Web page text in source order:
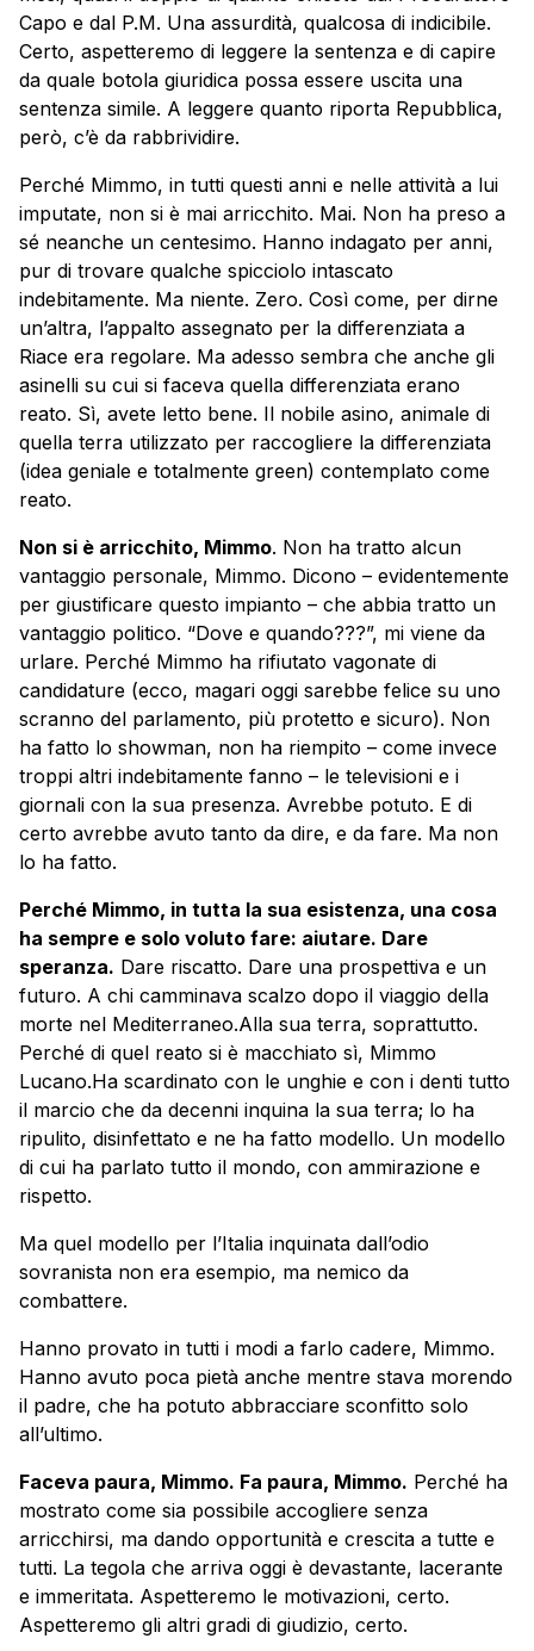
Capo e dal P.M. Una assurdità, qualcosa di indicibile.
Certo, aspetteremo di leggere la sentenza e di capire
da quale botola giuridica possa essere uscita una
sentenza simile. A leggere quanto riporta Repubblica,
però, c’è da rabbrividire.
Perché Mimmo, in tutti questi anni e nelle attività a lui
imputate, non si è mai arricchito. Mai. Non ha preso a
sé neanche un centesimo. Hanno indagato per anni,
pur di trovare qualche spicciolo intascato
indebitamente. Ma niente. Zero. Così come, per dirne
un’altra, l’appalto assegnato per la differenziata a
Riace era regolare. Ma adesso sembra che anche gli
asinelli su cui si faceva quella differenziata erano
reato. Sì, avete letto bene. Il nobile asino, animale di
quella terra utilizzato per raccogliere la differenziata
(idea geniale e totalmente green) contemplato come
reato.
Non si è arricchito, Mimmo. Non ha tratto alcun
vantaggio personale, Mimmo. Dicono – evidentemente
per giustificare questo impianto – che abbia tratto un
vantaggio politico. “Dove e quando???”, mi viene da
urlare. Perché Mimmo ha rifiutato vagonate di
candidature (ecco, magari oggi sarebbe felice su uno
scranno del parlamento, più protetto e sicuro). Non
ha fatto lo showman, non ha riempito – come invece
troppi altri indebitamente fanno – le televisioni e i
giornali con la sua presenza. Avrebbe potuto. E di
certo avrebbe avuto tanto da dire, e da fare. Ma non
lo ha fatto.
Perché Mimmo, in tutta la sua esistenza, una cosa
ha sempre e solo voluto fare: aiutare. Dare
speranza. Dare riscatto. Dare una prospettiva e un
futuro. A chi camminava scalzo dopo il viaggio della
morte nel Mediterraneo.Alla sua terra, soprattutto.
Perché di quel reato si è macchiato sì, Mimmo
Lucano.Ha scardinato con le unghie e con i denti tutto
il marcio che da decenni inquina la sua terra; lo ha
ripulito, disinfettato e ne ha fatto modello. Un modello
di cui ha parlato tutto il mondo, con ammirazione e
rispetto.
Ma quel modello per l’Italia inquinata dall’odio
sovranista non era esempio, ma nemico da
combattere.
Hanno provato in tutti i modi a farlo cadere, Mimmo.
Hanno avuto poca pietà anche mentre stava morendo
il padre, che ha potuto abbracciare sconfitto solo
all’ultimo.
Faceva paura, Mimmo. Fa paura, Mimmo. Perché ha
mostrato come sia possibile accogliere senza
arricchirsi, ma dando opportunità e crescita a tutte e
tutti. La tegola che arriva oggi è devastante, lacerante
e immeritata. Aspetteremo le motivazioni, certo.
Aspetteremo gli altri gradi di giudizio, certo.